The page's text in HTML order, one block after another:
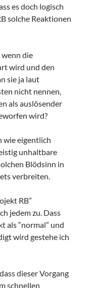
es doch logisch
solche Reaktionen
die
wird und den
sie ja laut
nicht nennen,
als auslösender
wird?
wie eigentlich
unhaltbare
Blödsinn in
verbreiten.
RB”
jedem zu. Dass
als “normal” und
wird gestehe ich
dieser Vorgang
schnellen